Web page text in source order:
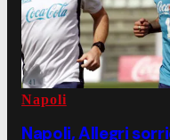
Napoli
Napoli, Allegri